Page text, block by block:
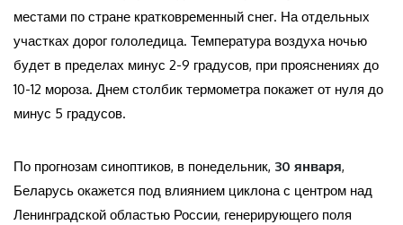
местами по стране кратковременный снег. На отдельных
участках дорог гололедица. Температура воздуха ночью
будет в пределах минус 2-9 градусов, при прояснениях до
10-12 мороза. Днем столбик термометра покажет от нуля до
минус 5 градусов.
По прогнозам синоптиков, в понедельник, 30 января,
Беларусь окажется под влиянием циклона с центром над
Ленинградской областью России, генерирующего поля